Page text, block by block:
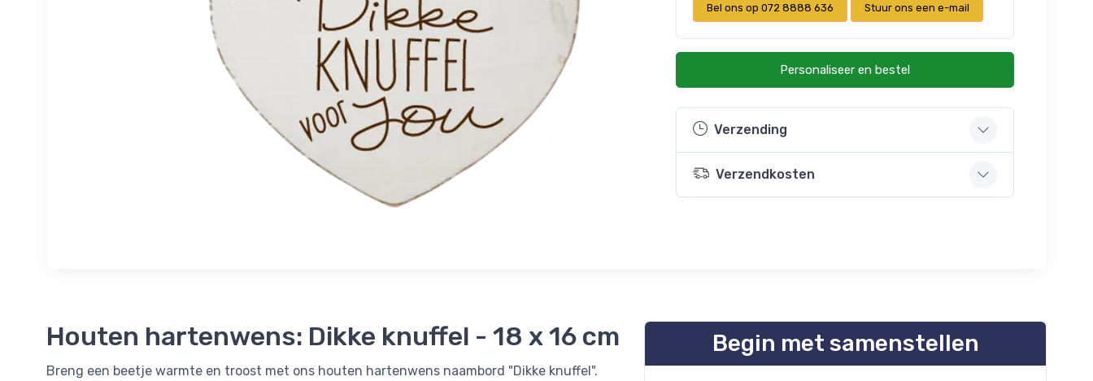
Bel ons op 072 8888 636 Stuur ons een e-mail
Personaliseer en bestel
Verzending
Verzendkosten
Houten hartenwens: Dikke knuffel - 18 x 16 cm
Breng een beetje warmte en troost met ons houten hartenwens naambord "Dikke knuffel".
Begin met samenstellen